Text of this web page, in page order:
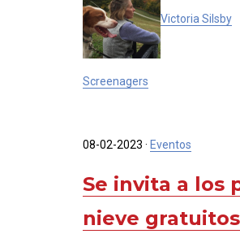
Victoria Silsby
Screenagers
08-02-2023 · Eventos
Se invita a los
nieve